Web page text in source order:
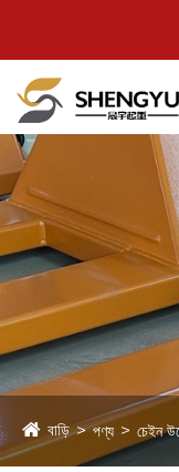
বাড়ি পণ্য চেইন